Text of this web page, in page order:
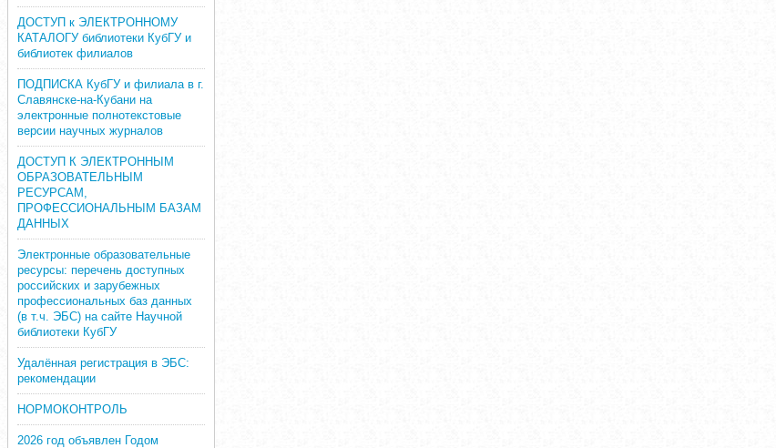
ДОСТУП к ЭЛЕКТРОННОМУ
КАТАЛОГУ библиотеки КубГУ и
библиотек филиалов
ПОДПИСКА КубГУ и филиала в г.
Славянске-на-Кубани на
электронные полнотекстовые
версии научных журналов
ДОСТУП К ЭЛЕКТРОННЫМ
ОБРАЗОВАТЕЛЬНЫМ
РЕСУРСАМ,
ПРОФЕССИОНАЛЬНЫМ БАЗАМ
ДАННЫХ
Электронные образовательные
ресурсы: перечень доступных
российских и зарубежных
профессиональных баз данных
(в т.ч. ЭБС) на сайте Научной
библиотеки КубГУ
Удалённая регистрация в ЭБС:
рекомендации
НОРМОКОНТРОЛЬ
2026 год объявлен Годом